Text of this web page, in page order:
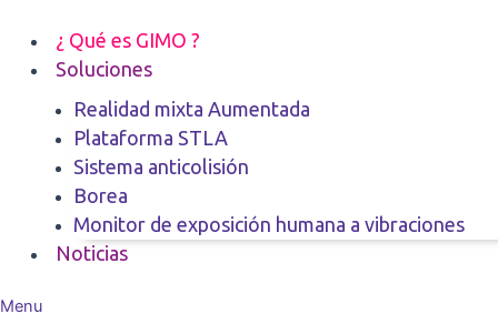
contenido
¿ Qué es GIMO ?
Soluciones
Realidad mixta Aumentada
Plataforma STLA
Sistema anticolisión
Borea
Monitor de exposición humana a vibraciones
Noticias
Menu